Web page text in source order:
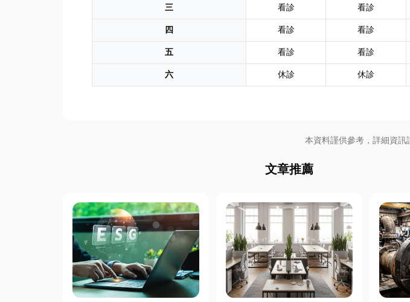
三
看診 看診
四
看診 看診
五
看診 看診
六
休診 休診
本資料謹供參考，詳細資訊
文章推薦